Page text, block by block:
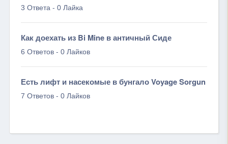
3 Ответа- 0 Лайка
Как доехать из Bi Mine в античный Сиде
6 Ответов- 0 Лайков
Есть лифт и насекомые в бунгало Voyage Sorgun
7 Ответов- 0 Лайков